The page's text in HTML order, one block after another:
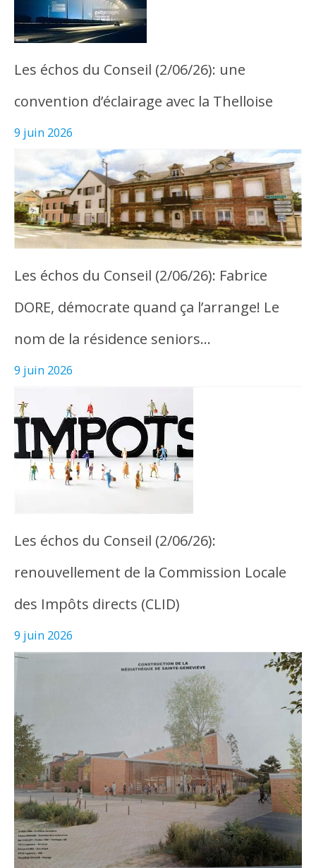
Les échos du Conseil (2/06/26): une
convention d’éclairage avec la Thelloise
9 juin 2026
Les échos du Conseil (2/06/26): Fabrice
DORE, démocrate quand ça l’arrange! Le
nom de la résidence seniors…
9 juin 2026
Les échos du Conseil (2/06/26):
renouvellement de la Commission Locale
des Impôts directs (CLID)
9 juin 2026